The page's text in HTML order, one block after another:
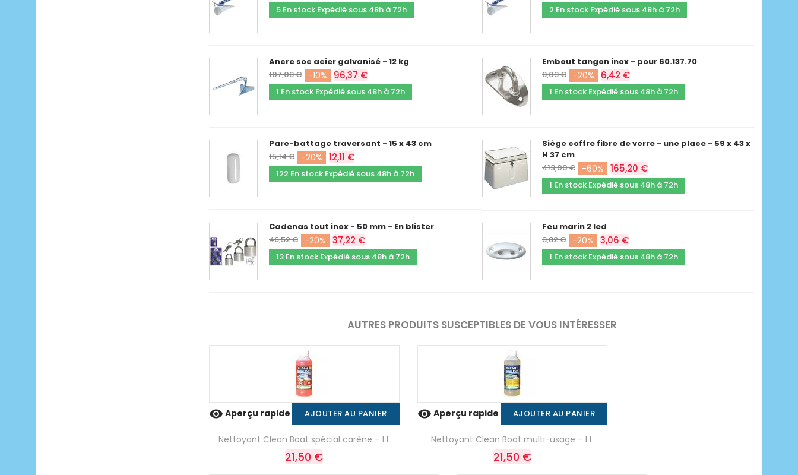
5 En stock Expédié sous 48h à 72h 2 En stock Expédié sous 48h à 72h
Ancre soc acier galvanisé - 12 kg
107,08 €
-10% 96,37 €
1 En stock Expédié sous 48h à 72h
Embout tangon inox - pour 60.137.70
8,03 €
-20% 6,42 €
1 En stock Expédié sous 48h à 72h
Pare-battage traversant - 15 x 43 cm
15,14 €
-20% 12,11 €
122 En stock Expédié sous 48h à 72h
Siège coffre fibre de verre - une place - 59 x 43 x
H 37 cm
413,00 €
-60% 165,20 €
1 En stock Expédié sous 48h à 72h
Cadenas tout inox - 50 mm - En blister
46,52 €
-20% 37,22 €
13 En stock Expédié sous 48h à 72h
Feu marin 2 led
3,82 €
-20% 3,06 €
1 En stock Expédié sous 48h à 72h
AUTRES PRODUITS SUSCEPTIBLES DE VOUS INTÉRESSER
 Aperçu rapide AJOUTER AU PANIER
Nettoyant Clean Boat spécial carène - 1 L
21,50 €
 Aperçu rapide AJOUTER AU PANIER
Nettoyant Clean Boat multi-usage - 1 L
21,50 €